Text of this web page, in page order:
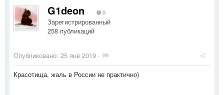
G1deon 0
Зарегистрированный
258 публикаций
Опубликовано: 25 янв 2019 ·
Красотища, жаль в России не практично)